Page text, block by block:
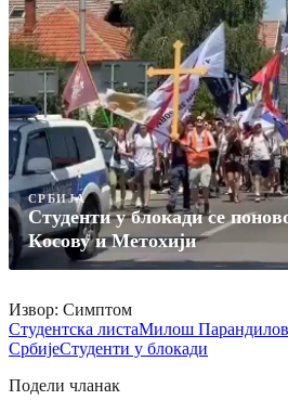
СРБИЈА
Студенти у блокади се
Кoсову и Метохији
Извор: Симптом
Студентска листаМилош
СрбијеСтуденти у блокади
Подели чланак